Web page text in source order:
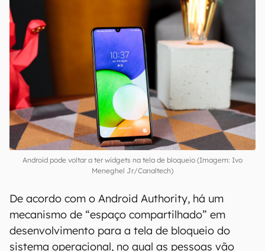
No Android 15, é possível que os widgets
possam ser acessados diretamente pela tela de
bloqueio, segundo os códigos mais recentes da
versão Android 14 QPR2 Beta 3. Ainda não há
informações precisas e oficiais sobre como esse
sistema vai funcionar, nem quais aparelhos ou
aplicativos serão compatíveis com o recurso.